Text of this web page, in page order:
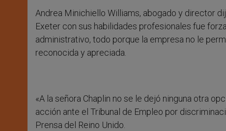
Andrea Minichiello Williams, abogado y director
Exeter con sus habilidades profesionales fue
administrativo, todo porque la empresa no le
reconocida y apreciada.
«A la señora Chaplin no se le dejó ninguna otra
acción ante el Tribunal de Empleo por
Prensa del Reino Unido.